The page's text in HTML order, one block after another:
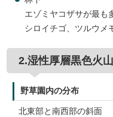
エゾミヤコザサが最も
シロイチゴ、ツルウメ
2.湿性厚層黒色火
野草園内の分布
北東部と南西部の斜面